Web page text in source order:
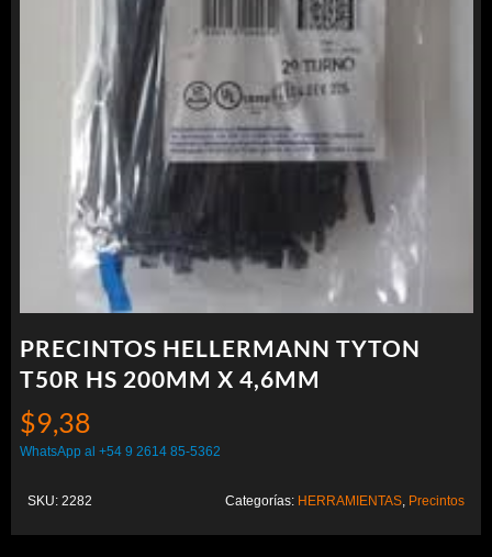
PRECINTOS HELLERMANN TYTON
T50R HS 200MM X 4,6MM
$9,38
WhatsApp al +54 9 2614 85-5362
SKU: 2282 Categorías: HERRAMIENTAS, Precintos